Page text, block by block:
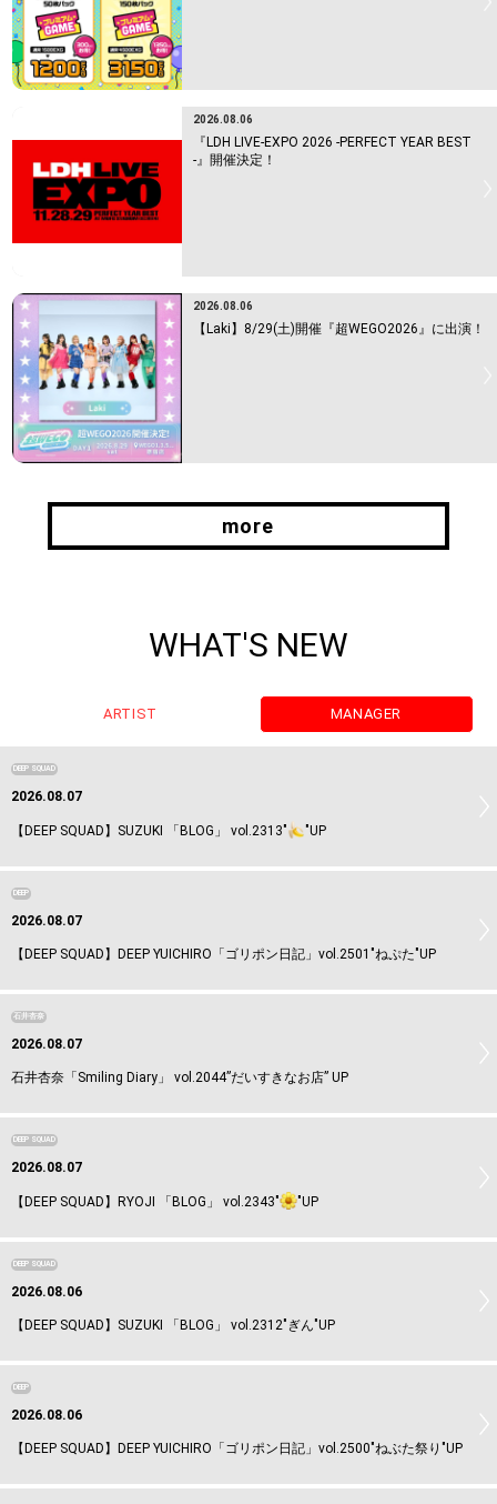
2026.08.06
『LDH LIVE-EXPO 2026 -PERFECT YEAR BEST
-』開催決定！
2026.08.06
【Laki】8/29(土)開催『超WEGO2026』に出演！
more
WHAT'S NEW
ARTIST MANAGER
DEEP SQUAD
2026.08.07
【DEEP SQUAD】SUZUKI 「BLOG」 vol.2313" "UP
DEEP
2026.08.07
【DEEP SQUAD】DEEP YUICHIRO「ゴリポン日記」vol.2501"ねぷた"UP
石井杏奈
2026.08.07
石井杏奈「Smiling Diary」 vol.2044”だいすきなお店” UP
DEEP SQUAD
2026.08.07
【DEEP SQUAD】RYOJI 「BLOG」 vol.2343" "UP
DEEP SQUAD
2026.08.06
【DEEP SQUAD】SUZUKI 「BLOG」 vol.2312"ぎん"UP
DEEP
2026.08.06
【DEEP SQUAD】DEEP YUICHIRO「ゴリポン日記」vol.2500"ねぶた祭り"UP